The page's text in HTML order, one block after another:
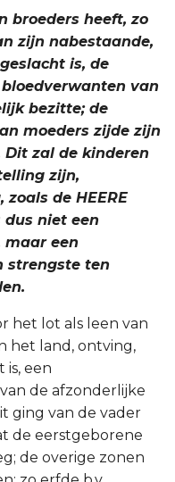
broeders heeft, zo
zijn nabestaande,
is, de
van
bezitte; de
moeders zijde zijn
zal de kinderen
zijn,
de HEERE
dus niet een
maar een
strengste ten
het lot als leen van
het land, ontving,
is, een
de afzonderlijke
ging van de vader
de eerstgeborene
de overige zonen